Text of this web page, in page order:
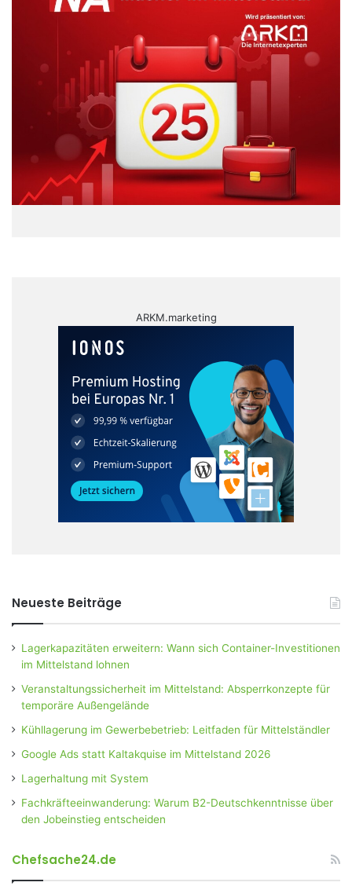
ARKM.marketing
Neueste Beiträge
Lagerkapazitäten erweitern: Wann sich Container-Investitionen
im Mittelstand lohnen
Veranstaltungssicherheit im Mittelstand: Absperrkonzepte für
temporäre Außengelände
Kühllagerung im Gewerbebetrieb: Leitfaden für Mittelständler
Google Ads statt Kaltakquise im Mittelstand 2026
Lagerhaltung mit System
Fachkräfteeinwanderung: Warum B2-Deutschkenntnisse über
den Jobeinstieg entscheiden
Chefsache24.de